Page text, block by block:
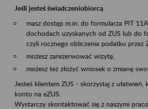
Jeśli jesteś świadczeniobiorcą
masz dostęp m.in. do formularza PIT
dochodach uzyskanych od ZUS lub do
czyli rocznego obliczenia podatku przez
możesz zarezerwować wizytę,
możesz też złożyć wniosek o zmianę
Jesteś klientem ZUS - skorzystaj z ułatwień,
konto na eZUS.
Wystarczy skontaktować się z naszymi